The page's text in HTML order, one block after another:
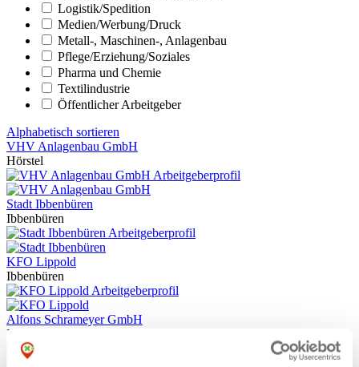
Logistik/­Spedition
Medien/­Werbung/­Druck
Metall-, Maschinen-, Anlagenbau
Pflege/­Erziehung/­Soziales
Pharma und Chemie
Textilindustrie
Öffentlicher Arbeitgeber
Alphabetisch sortieren
VHV Anlagenbau GmbH
Hörstel
Arbeitgeberprofil
Stadt Ibbenbüren
Ibbenbüren
Arbeitgeberprofil
KFO Lippold
Ibbenbüren
Arbeitgeberprofil
Alfons Schrameyer GmbH
Ibbenbüren